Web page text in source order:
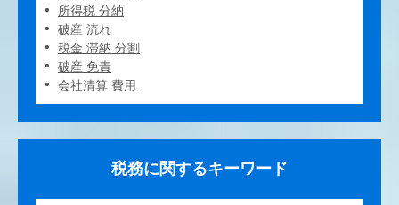
所得税 分納
破産 流れ
税金 滞納 分割
破産 免責
会社清算 費用
税務に関するキーワード